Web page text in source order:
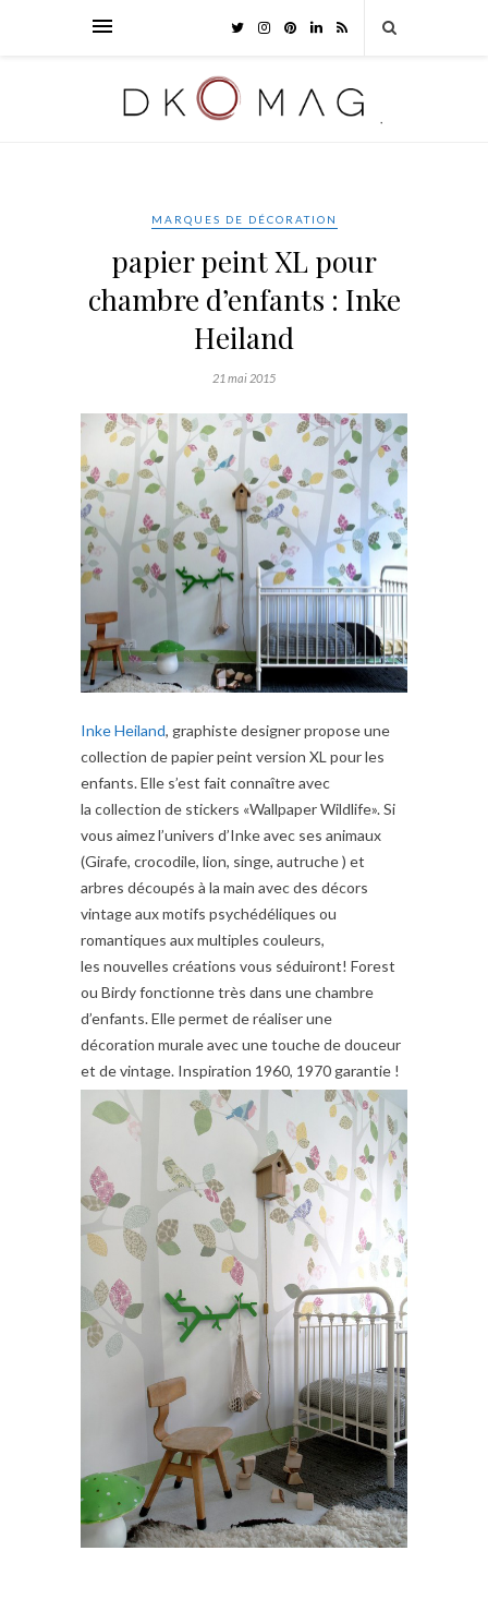
MARQUES DE DÉCORATION
papier peint XL pour
chambre d’enfants : Inke
Heiland
21 mai 2015
Inke Heiland, graphiste designer propose une
collection de papier peint version XL pour les
enfants. Elle s’est fait connaître avec
la collection de stickers «Wallpaper Wildlife». Si
vous aimez l’univers d’Inke avec ses animaux
(Girafe, crocodile, lion, singe, autruche ) et
arbres découpés à la main avec des décors
vintage aux motifs psychédéliques ou
romantiques aux multiples couleurs,
les nouvelles créations vous séduiront! Forest
ou Birdy fonctionne très dans une chambre
d’enfants. Elle permet de réaliser une
décoration murale avec une touche de douceur
et de vintage. Inspiration 1960, 1970 garantie !